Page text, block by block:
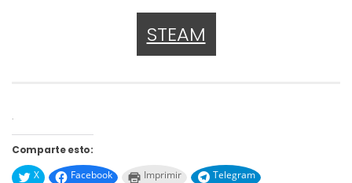
STEAM
.
Comparte esto:
X
Facebook Imprimir Telegram